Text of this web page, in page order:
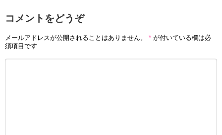
コメントをどうぞ
メールアドレスが公開されることはありません。 * が付いている欄は必
須項目です